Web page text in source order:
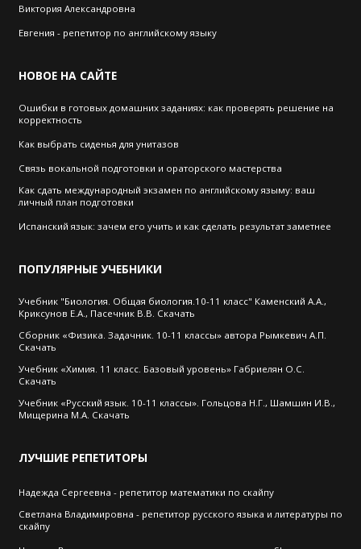
Виктория Александровна
Евгения - репетитор по английскому языку
НОВОЕ НА САЙТЕ
Ошибки в готовых домашних заданиях: как проверять решение на
корректность
Как выбрать cиденья для унитазов
Связь вокальной подготовки и ораторского мастерства
Как сдать международный экзамен по английскому языму: ваш
личный план подготовки
Испанский язык: зачем его учить и как сделать результат заметнее
ПОПУЛЯРНЫЕ УЧЕБНИКИ
Учебник "Биология. Общая биология.10-11 класс" Каменский А.А.,
Криксунов Е.А., Пасечник В.В. Скачать
Сборник «Физика. Задачник. 10-11 классы» автора Рымкевич А.П.
Скачать
Учебник «Химия. 11 класс. Базовый уровень» Габриелян О.С.
Скачать
Учебник «Русский язык. 10-11 классы». Гольцова Н.Г., Шамшин И.В.,
Мищерина М.А. Скачать
ЛУЧШИЕ РЕПЕТИТОРЫ
Надежда Сергеевна - репетитор математики по скайпу
Cветлана Владимировна - репетитор русского языка и литературы по
скайпу